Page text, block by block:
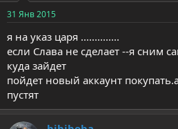
31 Янв 2015
я на указ царя ..............
если Слава не сделает --я сним
куда зайдет
пойдет новый аккаунт
пустят